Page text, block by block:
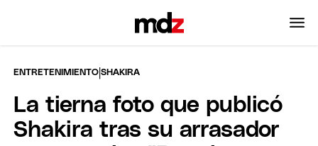
ENTRETENIMIENTO |SHAKIRA
La tierna foto que publicó
Shakira tras su arrasador